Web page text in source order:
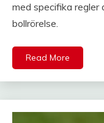
med specifika regler
bollrörelse.
Read More